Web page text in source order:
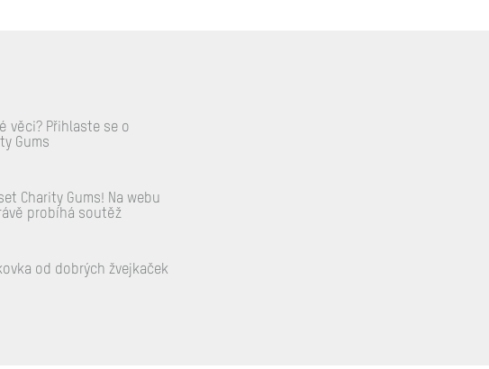
věci? Přihlaste se o
Gums
Charity Gums! Na webu
probíhá soutěž
od dobrých žvejkaček